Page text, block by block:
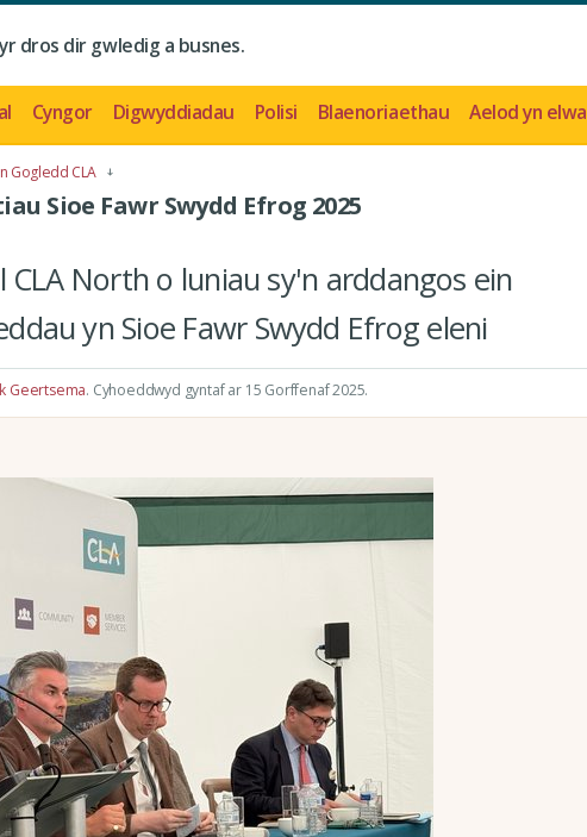
dros dir gwledig a busnes.
Cyngor Digwyddiadau Polisi Blaenoriaethau Aelod yn elwa
Gogledd CLA
Sioe Fawr Swydd Efrog 2025
CLA North o luniau sy'n arddangos ein
yn Sioe Fawr Swydd Efrog eleni
Geertsema. Cyhoeddwyd gyntaf ar 15 Gorffenaf 2025.